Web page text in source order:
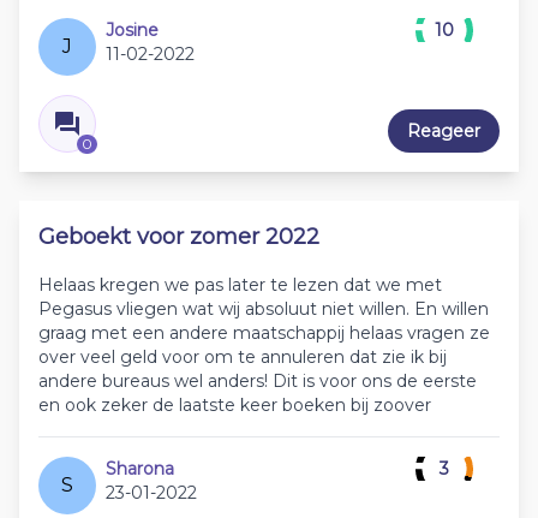
J
Josine
11-02-2022
0
10
Reageer
Geboekt voor zomer 2022
Helaas kregen we pas later te lezen dat we met
Pegasus vliegen wat wij absoluut niet willen. En willen
graag met een andere maatschappij helaas vragen ze
over veel geld voor om te annuleren dat zie ik bij
andere bureaus wel anders! Dit is voor ons de eerste
en ook zeker de laatste keer boeken bij zoover
S
Sharona
23-01-2022
3